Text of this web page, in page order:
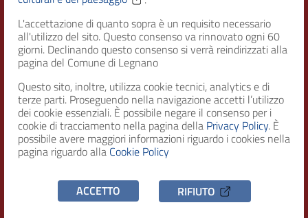
L'accettazione di quanto sopra è un requisito necessario
all'utilizzo del sito. Questo consenso va rinnovato ogni 60
giorni. Declinando questo consenso si verrà reindirizzati alla
pagina del Comune di Legnano
Questo sito, inoltre, utilizza cookie tecnici, analytics e di
terze parti. Proseguendo nella navigazione accetti l’utilizzo
dei cookie essenziali. È possibile negare il consenso per i
cookie di tracciamento nella pagina della Privacy Policy. È
possibile avere maggiori informazioni riguardo i cookies nella
pagina riguardo alla Cookie Policy
ACCETTO RIFIUTO
Città di Legnano – Archivio Storico
RECAPITI
Indirizzo
Piazza San Magno 9
20025, Legnano (MI)
Telefono
(+39) 0331471111
C.F. / P.IVA
00807960158